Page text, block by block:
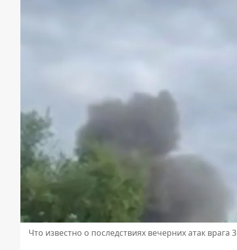
Что известно о последствиях вечерних атак врага